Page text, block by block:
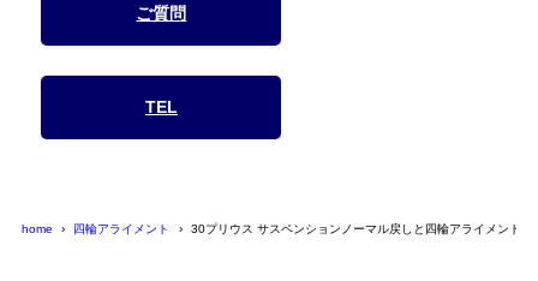
ご質問
TEL
home 四輪アライメント 30プリウス サスペンションノーマル戻しと四輪アライメント